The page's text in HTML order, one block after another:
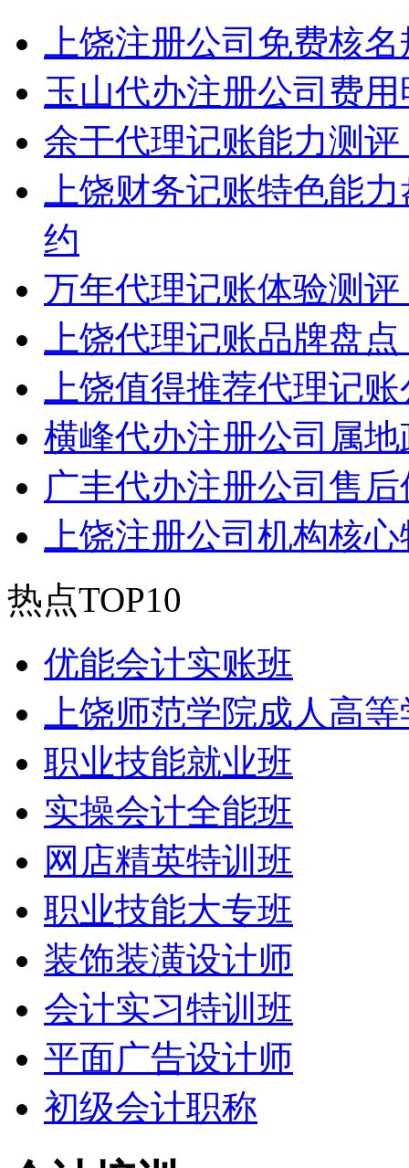
上饶注册公司免费核
玉山代办注册公司费
余干代理记账能力测
上饶财务记账特色能
约
万年代理记账体验测
上饶代理记账品牌盘
上饶值得推荐代理记
横峰代办注册公司属
广丰代办注册公司售
上饶注册公司机构核
热点TOP10
优能会计实账班
上饶师范学院成人高
职业技能就业班
实操会计全能班
网店精英特训班
职业技能大专班
装饰装潢设计师
会计实习特训班
平面广告设计师
初级会计职称